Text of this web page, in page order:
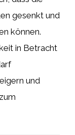
gesenkt und
können.
in Betracht
und